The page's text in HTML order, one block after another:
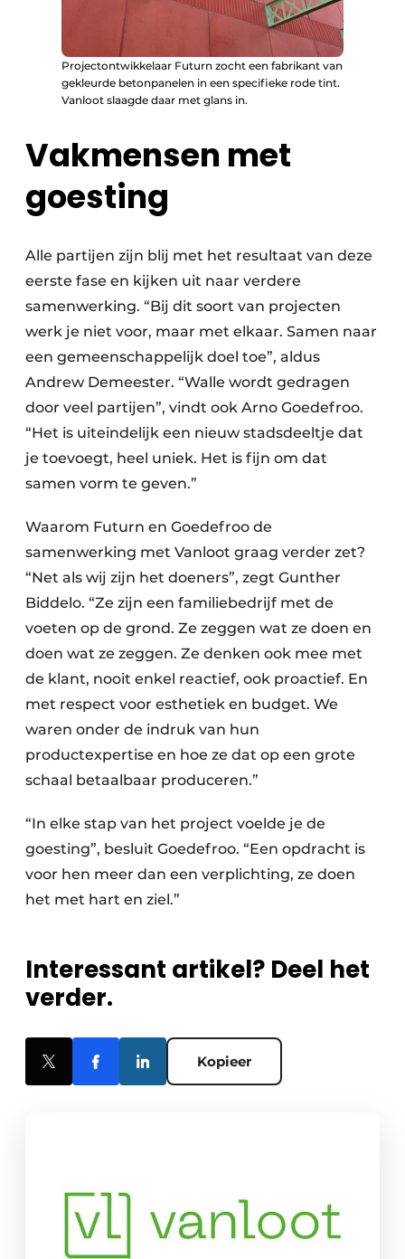
Projectontwikkelaar Futurn zocht een fabrikant van
gekleurde betonpanelen in een specifieke rode tint.
Vanloot slaagde daar met glans in.
Vakmensen met
goesting
Alle partijen zijn blij met het resultaat van deze
eerste fase en kijken uit naar verdere
samenwerking. “Bij dit soort van projecten
werk je niet voor, maar met elkaar. Samen naar
een gemeenschappelijk doel toe”, aldus
Andrew Demeester. “Walle wordt gedragen
door veel partijen”, vindt ook Arno Goedefroo.
“Het is uiteindelijk een nieuw stadsdeeltje dat
je toevoegt, heel uniek. Het is fijn om dat
samen vorm te geven.”
Waarom Futurn en Goedefroo de
samenwerking met Vanloot graag verder zet?
“Net als wij zijn het doeners”, zegt Gunther
Biddelo. “Ze zijn een familiebedrijf met de
voeten op de grond. Ze zeggen wat ze doen en
doen wat ze zeggen. Ze denken ook mee met
de klant, nooit enkel reactief, ook proactief. En
met respect voor esthetiek en budget. We
waren onder de indruk van hun
productexpertise en hoe ze dat op een grote
schaal betaalbaar produceren.”
“In elke stap van het project voelde je de
goesting”, besluit Goedefroo. “Een opdracht is
voor hen meer dan een verplichting, ze doen
het met hart en ziel.”
Interessant artikel? Deel het
verder.
Kopieer